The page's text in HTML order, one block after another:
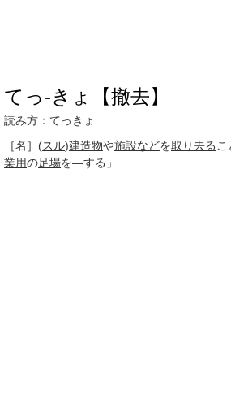
てっ‐きょ【撤去】
読み方：てっきょ
［名］ (スル)建造物や施設などを取り去る こ
業用の足場を―する」